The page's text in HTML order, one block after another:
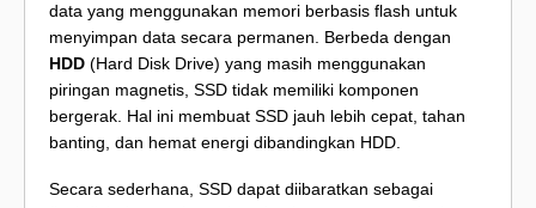
data yang menggunakan memori berbasis flash untuk
menyimpan data secara permanen. Berbeda dengan
HDD (Hard Disk Drive) yang masih menggunakan
piringan magnetis, SSD tidak memiliki komponen
bergerak. Hal ini membuat SSD jauh lebih cepat, tahan
banting, dan hemat energi dibandingkan HDD.
Secara sederhana, SSD dapat diibaratkan sebagai